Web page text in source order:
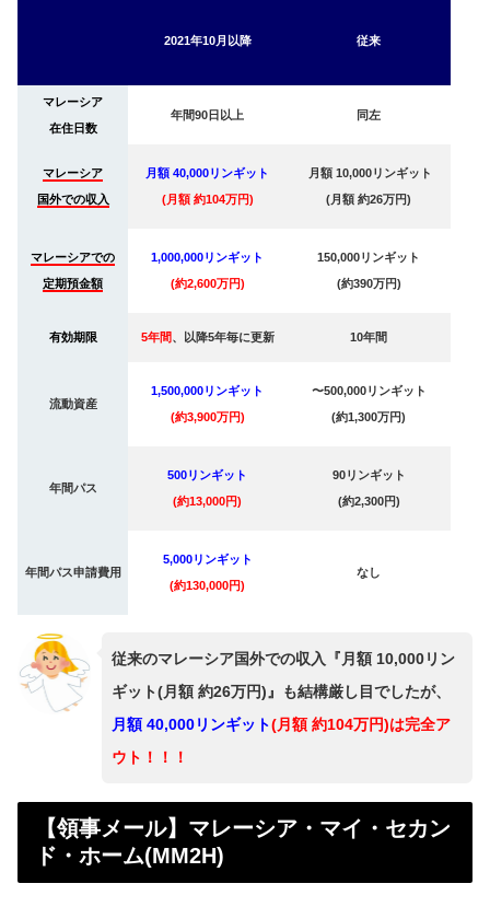
2021年10月以降 従来
マレーシア
在住日数
年間90日以上 同左
マレーシア
国外での収入
月額 40,000リンギット
(月額 約104万円)
月額 10,000リンギット
(月額 約26万円)
マレーシアでの
定期預金額
1,000,000リンギット
(約2,600万円)
150,000リンギット
(約390万円)
有効期限 5年間、以降5年毎に更新 10年間
流動資産
1,500,000リンギット
(約3,900万円)
〜500,000リンギット
(約1,300万円)
年間パス
500リンギット
(約13,000円)
90リンギット
(約2,300円)
年間パス申請費用
5,000リンギット
(約130,000円)
なし
従来のマレーシア国外での収入『月額 10,000リン
ギット(月額 約26万円)』も結構厳し目でしたが、
月額 40,000リンギット(月額 約104万円)は完全ア
ウト！！！
【領事メール】マレーシア・マイ・セカン
ド・ホーム(MM2H)